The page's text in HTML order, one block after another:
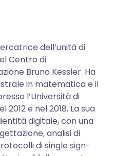
dell’unità di
Centro di
Bruno Kessler. Ha
in matematica e il
l’Università di
e nel 2018. La sua
digitale, con una
analisi di
di single sign-